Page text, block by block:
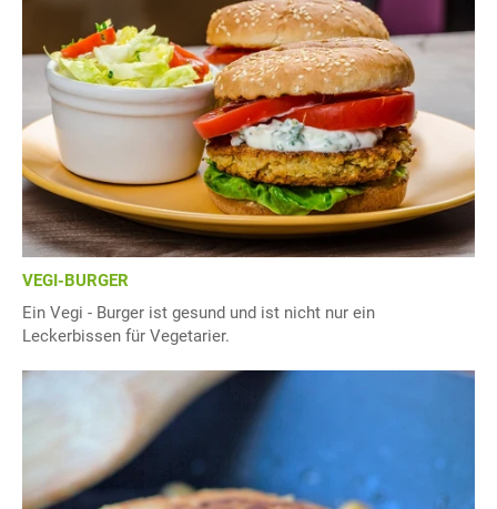
VEGI-BURGER
Ein Vegi - Burger ist gesund und ist nicht nur ein
Leckerbissen für Vegetarier.